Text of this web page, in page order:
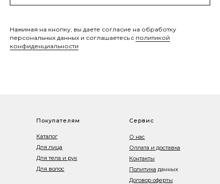
Нажимая на кнопку, вы даете согласие на обработку
персональных данных и соглашаетесь c политикой
конфиденциальности
Покупателям
Каталог
Для лица
Для тела и рук
Для волос
Сервис
О нас
Оплата и доставка
Контакты
Политика данных
Договор оферты